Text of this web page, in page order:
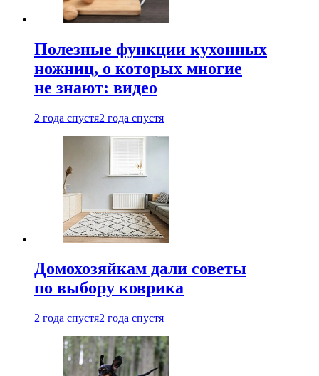
Полезные функции кухонных
ножниц, о которых многие
не знают: видео
2 года спустя2 года спустя
Домохозяйкам дали советы
по выбору коврика
2 года спустя2 года спустя